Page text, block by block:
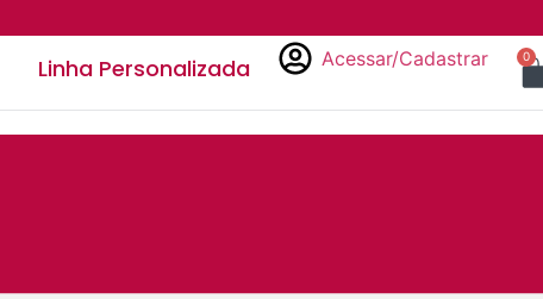
Linha Personalizada Acessar/Cadastrar 0